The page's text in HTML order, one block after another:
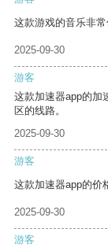
这款游戏的音乐非常
2025-09-30
游客
这款加速器app的加
区的线路。
2025-09-30
游客
这款加速器app的价
2025-09-30
游客